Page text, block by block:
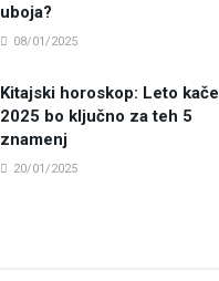
uboja?
08/01/2025
Kitajski horoskop: Leto kače
2025 bo ključno za teh 5
znamenj
20/01/2025